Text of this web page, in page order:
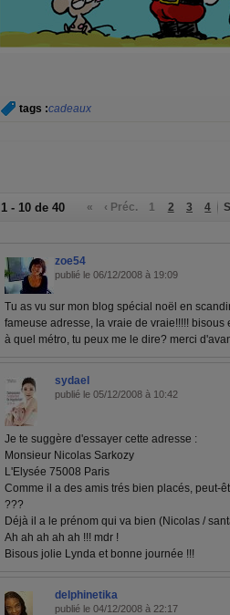
tags :cadeaux
1 - 10 de 40 « ‹ Préc. 1 2 3 4
zoe54
publié le 06/12/2008 à 19:09
Tu as vu sur mon blog spécial noël en
fameuse adresse, la vraie de vraie!!!!! bisous
à quel métro, tu peux me le dire? merci
sydael
publié le 05/12/2008 à 10:42
Je te suggère d'essayer cette adresse :
Monsieur Nicolas Sarkozy
L'Elysée 75008 Paris
Comme il a des amis trés bien placés, peut-
???
Déjà il a le prénom qui va bien (Nicolas /
Ah ah ah ah ah !!! mdr !
Bisous jolie Lynda et bonne journée !!!
delphinetika
publié le 04/12/2008 à 22:17